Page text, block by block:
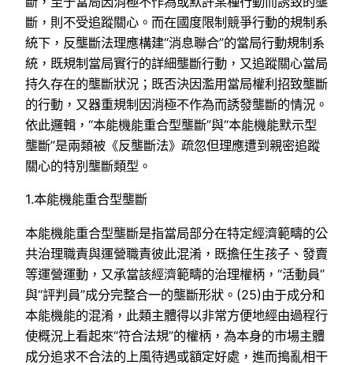
斷，則不受追蹤關心。而在國度限制競爭行動的規制系
統下，反壟斷法理應構建“消息聯合”的當局行動規制系
統，既規制當局實行的詳細壟斷行動，又追蹤關心當局
持久存在的壟斷狀況；既否決因濫用當局權利招致壟斷
的行動，又器重規制因消極不作為而誘發壟斷的情況。
依此邏輯，“本能機能重合型壟斷”與“本能機能默示型
壟斷”是兩類被《反壟斷法》疏忽但理應遭到親密追蹤
關心的特別壟斷類型。
1.本能機能重合型壟斷
本能機能重合型壟斷是指當局部分在特定經濟範疇的公
共治理職責與運營職責彼此混淆，既擔任生孩子、發賣
等運營運動，又承當該經濟範疇的治理權柄，“活動員”
與“評判員”成分完整合一的壟斷形狀。(25)由于成分和
本能機能的混淆，此類主體得以非常方便地經由過程行
使概況上看起來“符合法規”的權柄，為本身的市場主體
成分追求不合法的上風待遇或額定好處，進而搗亂相干